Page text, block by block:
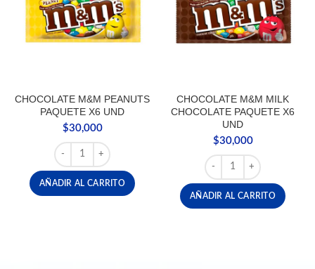
CHOCOLATE M&M PEANUTS
PAQUETE X6 UND
$30,000
CHOCOLATE M&M PEANUTS PAQUETE X6 UND cantidad
AÑADIR AL CARRITO
CHOCOLATE M&M MILK
CHOCOLATE PAQUETE X6
UND
$30,000
CHOCOLATE M&M
AÑADIR AL CARRITO